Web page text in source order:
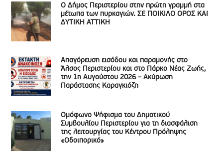
Ο Δήμος Περιστερίου στην πρώτη γραμμή στα
μέτωπα των πυρκαγιών. ΣΕ ΠΟΙΚΙΛΟ ΟΡΟΣ ΚΑΙ
ΔΥΤΙΚΗ ΑΤΤΙΚΗ
Απαγόρευση εισόδου και παραμονής στο
Άλσος Περιστερίου και στο Πάρκο Νέας Ζωής,
την 1η Αυγούστου 2026 – Ακύρωση
Παράστασης Καραγκιόζη
Ομόφωνο Ψήφισμα του Δημοτικού
Συμβουλίου Περιστερίου για τη διασφάλιση
της λειτουργίας του Κέντρου Πρόληψης
«Οδοιπορικό»